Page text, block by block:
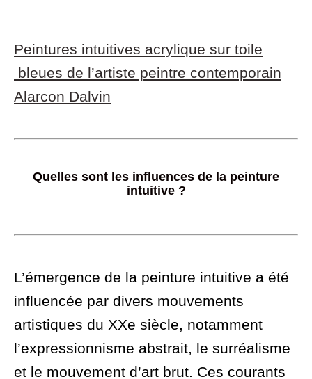
Peintures intuitives acrylique sur toile
bleues de l’artiste peintre contemporain
Alarcon Dalvin
Quelles sont les influences de la peinture
intuitive ?
L’émergence de la peinture intuitive a été
influencée par divers mouvements
artistiques du XXe siècle, notamment
l’expressionnisme abstrait, le surréalisme
et le mouvement d’art brut. Ces courants